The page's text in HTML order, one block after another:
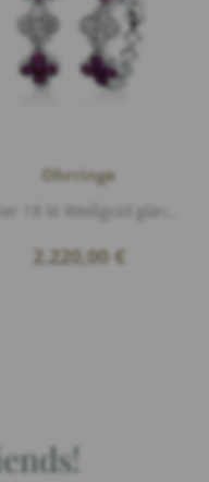
Ohrringe
2.220,00 €